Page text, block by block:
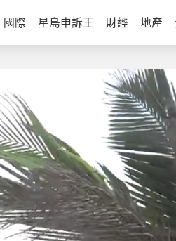
國際 星島申訴王 財經 地產